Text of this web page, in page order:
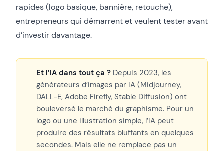
rapides (logo basique, bannière, retouche),
entrepreneurs qui démarrent et veulent tester avant
d’investir davantage.
Et l’IA dans tout ça ? Depuis 2023, les
générateurs d’images par IA (Midjourney,
DALL-E, Adobe Firefly, Stable Diffusion) ont
bouleversé le marché du graphisme. Pour un
logo ou une illustration simple, l’IA peut
produire des résultats bluffants en quelques
secondes. Mais elle ne remplace pas un